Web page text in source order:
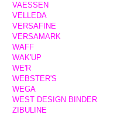
VAESSEN
VELLEDA
VERSAFINE
VERSAMARK
WAFF
WAK'UP
WE'R
WEBSTER'S
WEGA
WEST DESIGN BINDER
ZIBULINE